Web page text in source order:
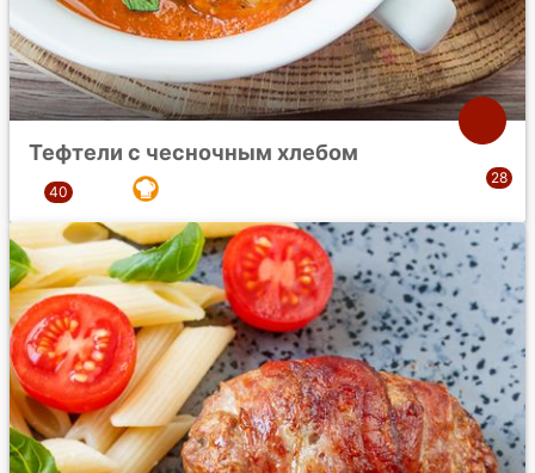
Тефтели с чесночным хлебом